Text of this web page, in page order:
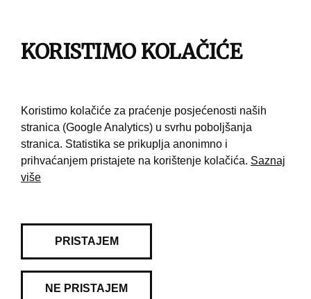
Pravila korištenja
KORISTIMO KOLAČIĆE
Koristimo kolačiće za praćenje posjećenosti naših
stranica (Google Analytics) u svrhu poboljšanja
stranica. Statistika se prikuplja anonimno i
prihvaćanjem pristajete na korištenje kolačića. Saznaj
više
PRISTAJEM
NE PRISTAJEM